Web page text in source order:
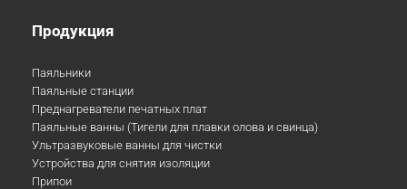
Продукция
Паяльники
Паяльные станции
Преднагреватели печатных плат
Паяльные ванны (Тигели для плавки олова и свинца)
Ультразвуковые ванны для чистки
Устройства для снятия изоляции
Припои